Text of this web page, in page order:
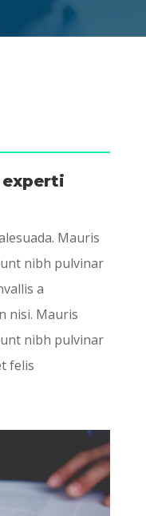
experti
Mauris
nibh pulvinar
a
nisi. Mauris
nibh pulvinar
felis